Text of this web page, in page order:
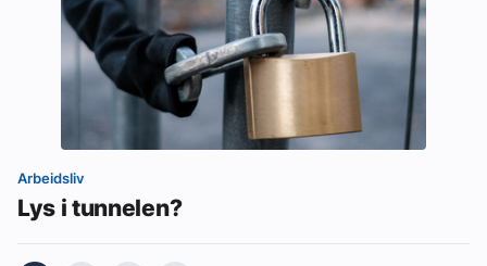
Arbeidsliv
Lys i tunnelen?